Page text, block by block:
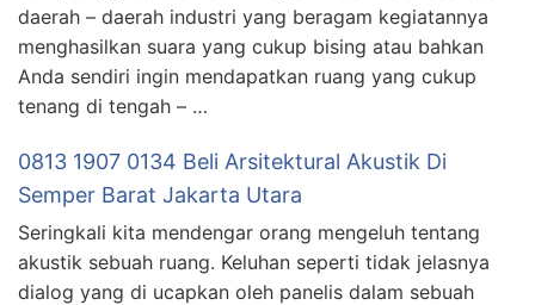
daerah – daerah industri yang beragam kegiatannya
menghasilkan suara yang cukup bising atau bahkan
Anda sendiri ingin mendapatkan ruang yang cukup
tenang di tengah – …
0813 1907 0134 Beli Arsitektural Akustik Di
Semper Barat Jakarta Utara
Seringkali kita mendengar orang mengeluh tentang
akustik sebuah ruang. Keluhan seperti tidak jelasnya
dialog yang di ucapkan oleh panelis dalam sebuah